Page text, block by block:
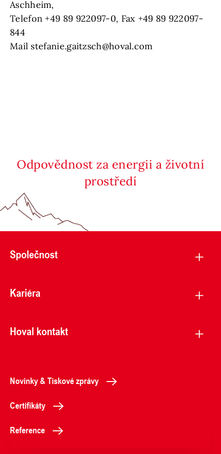
Aschheim,
Telefon +49 89 922097-0, Fax +49 89 922097-
844
Mail stefanie.gaitzsch@hoval.com
Odpovědnost za energii a životní
prostředí
Společnost
Kariéra
Hoval kontakt
Novinky & Tiskové zprávy
Certifikáty
Reference